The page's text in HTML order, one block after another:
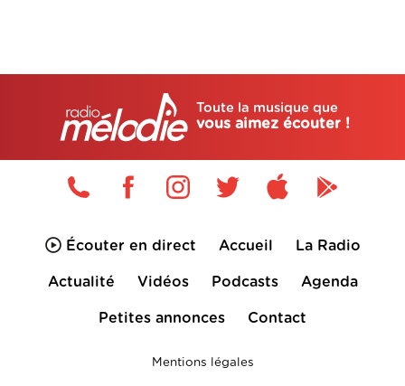
Toute la musique que
vous aimez écouter !
Écouter en direct Accueil La Radio
Actualité Vidéos Podcasts Agenda
Petites annonces Contact
Mentions légales